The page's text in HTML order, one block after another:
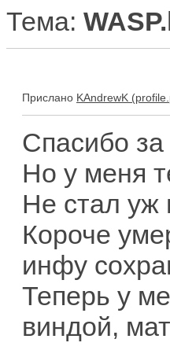
Тема:
Прислано KAndrewK
Спасибо
Но у меня
Не стал уж
Короче
инфу
Теперь у
виндой,